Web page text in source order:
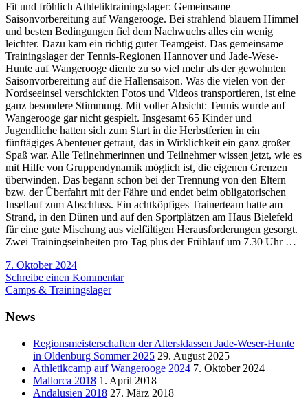
Fit und fröhlich Athletiktrainingslager: Gemeinsame
Saisonvorbereitung auf Wangerooge. Bei strahlend blauem Himmel
und besten Bedingungen fiel dem Nachwuchs alles ein wenig
leichter. Dazu kam ein richtig guter Teamgeist. Das gemeinsame
Trainingslager der Tennis-Regionen Hannover und Jade-Wese-
Hunte auf Wangerooge diente zu so viel mehr als der gewohnten
Saisonvorbereitung auf die Hallensaison. Was die vielen von der
Nordseeinsel verschickten Fotos und Videos transportieren, ist eine
ganz besondere Stimmung. Mit voller Absicht: Tennis wurde auf
Wangerooge gar nicht gespielt. Insgesamt 65 Kinder und
Jugendliche hatten sich zum Start in die Herbstferien in ein
fünftägiges Abenteuer getraut, das in Wirklichkeit ein ganz großer
Spaß war. Alle Teilnehmerinnen und Teilnehmer wissen jetzt, wie es
mit Hilfe von Gruppendynamik möglich ist, die eigenen Grenzen
überwinden. Das begann schon bei der Trennung von den Eltern
bzw. der Überfahrt mit der Fähre und endet beim obligatorischen
Insellauf zum Abschluss. Ein achtköpfiges Trainerteam hatte am
Strand, in den Dünen und auf den Sportplätzen am Haus Bielefeld
für eine gute Mischung aus vielfältigen Herausforderungen gesorgt.
Zwei Trainingseinheiten pro Tag plus der Frühlauf um 7.30 Uhr …
7. Oktober 2024
Schreibe einen Kommentar
Camps & Trainingslager
News
Regionsmeisterschaften der Altersklassen Jade-Weser-Hunte
in Oldenburg Sommer 2025 29. August 2025
Athletikcamp auf Wangerooge 2024 7. Oktober 2024
Mallorca 2018 1. April 2018
Andalusien 2018 27. März 2018